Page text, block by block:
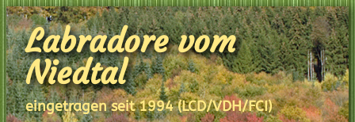
Skip
to
contentLabradore vom
Niedtal
eingetragen seit 1994 (LCD/VDH/FCI)